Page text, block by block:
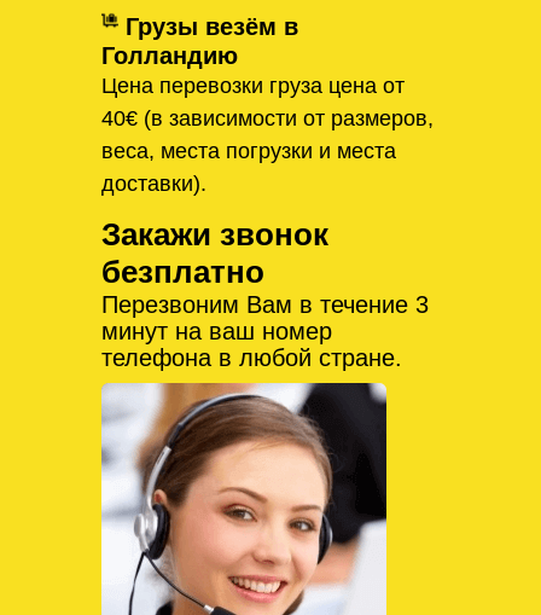
Грузы везём в
Голландию
Цена перевозки груза цена от
40€ (в зависимости от размеров,
веса, места погрузки и места
доставки).
Закажи звонок
безплатно
Перезвоним Вам в течение 3
минут на ваш номер
телефона в любой стране.